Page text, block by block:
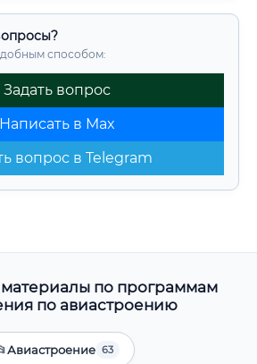
способом:
Задать вопрос
Написать в Max
вопрос в Telegram
по программам
по авиастроению
Авиастроение 63